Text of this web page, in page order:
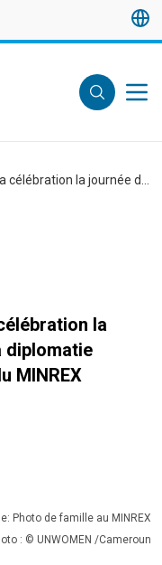
la
diplomatie
MINREX
Photo de famille au MINREX
: © UNWOMEN /Cameroun